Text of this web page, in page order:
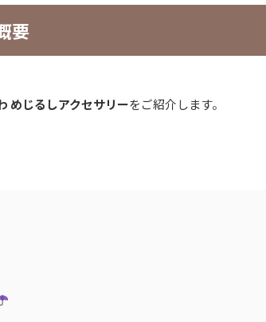
要
めじるしアクセサリーをご紹介します。